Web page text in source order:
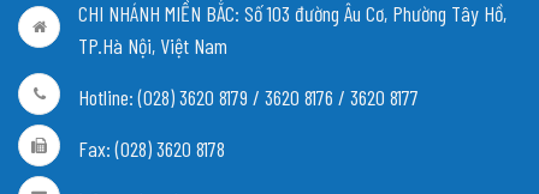
CHI NHÁNH MIỀN BẮC: Số 103 đường Âu Cơ, Phường Tây Hồ,
TP.Hà Nội, Việt Nam
Hotline: (028) 3620 8179 / 3620 8176 / 3620 8177
Fax: (028) 3620 8178